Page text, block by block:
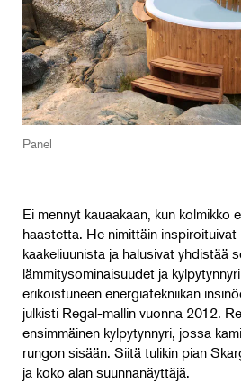
Panel
Ei mennyt kauaakaan, kun kolmikko
haastetta. He nimittäin
kaakeliuunista ja halusivat yhdistää
lämmitysominaisuudet ja
erikoistuneen energiatekniikan
julkisti Regal-mallin vuonna 2012.
ensimmäinen kylpytynnyri, jossa
rungon sisään. Siitä tulikin pian
ja koko alan suunnanäyttäjä.